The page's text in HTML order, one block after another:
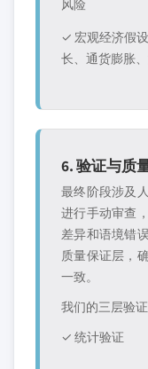
风险
✓ 宏观经济假
长、通货膨胀、
6. 验证与质
最终阶段涉及
进行手动审查
差异和语境错
质量保证层，
一致。
我们的三层验
✓ 统计验证